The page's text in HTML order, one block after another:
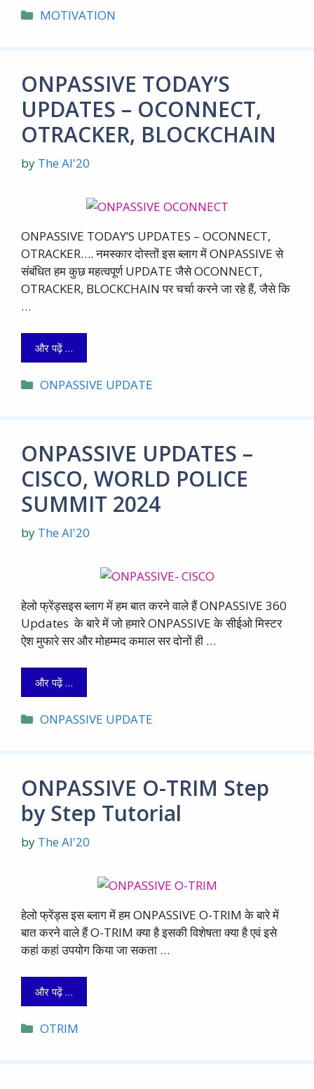
Categories
MOTIVATION
ONPASSIVE TODAY’S
UPDATES – OCONNECT,
OTRACKER, BLOCKCHAIN
by The AI'20
ONPASSIVE TODAY’S UPDATES – OCONNECT,
OTRACKER…. नमस्कार दोस्तों इस ब्लाग में ONPASSIVE से
संबंधित हम कुछ महत्वपूर्ण UPDATE जैसे OCONNECT,
OTRACKER, BLOCKCHAIN पर चर्चा करने जा रहे हैं, जैसे कि
…
और पढ़ें …
Categories
ONPASSIVE UPDATE
ONPASSIVE UPDATES –
CISCO, WORLD POLICE
SUMMIT 2024
by The AI'20
हेलो फ्रेंड्सइस ब्लाग में हम बात करने वाले हैं ONPASSIVE 360
Updates के बारे में जो हमारे ONPASSIVE के सीईओ मिस्टर
ऐश मुफारे सर और मोहम्मद कमाल सर दोनों ही …
और पढ़ें …
Categories
ONPASSIVE UPDATE
ONPASSIVE O-TRIM Step
by Step Tutorial
by The AI'20
हेलो फ्रेंड्स इस ब्लाग में हम ONPASSIVE O-TRIM के बारे में
बात करने वाले हैं O-TRIM क्या है इसकी विशेषता क्या है एवं इसे
कहां कहां उपयोग किया जा सकता …
और पढ़ें …
Categories
OTRIM